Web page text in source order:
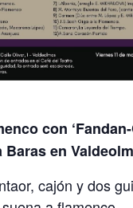
con
en
cajón y dos